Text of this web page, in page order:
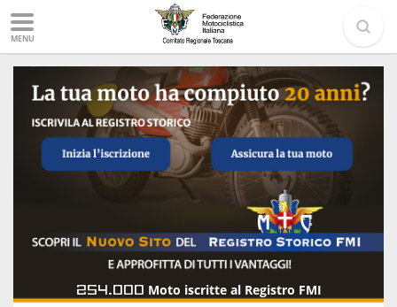
MENU
254.000 Moto iscritte al Registro FMI